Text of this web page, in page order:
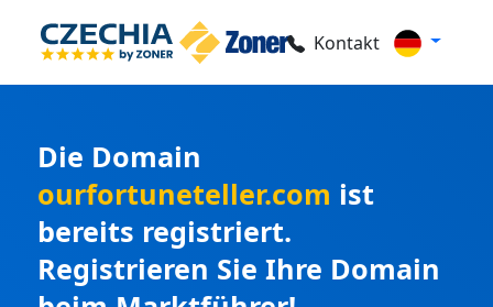
Kontakt
Die Domain
ourfortuneteller.com ist
bereits registriert.
Registrieren Sie Ihre Domain